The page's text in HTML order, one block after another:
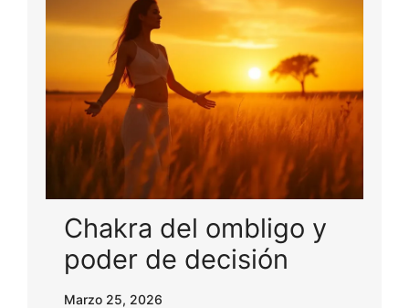
Chakra del ombligo y
poder de decisión
Marzo 25, 2026